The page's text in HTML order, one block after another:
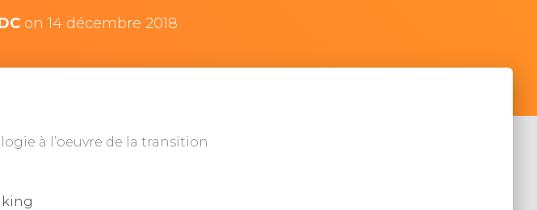
on 14 décembre 2018
à l’oeuvre de la transition